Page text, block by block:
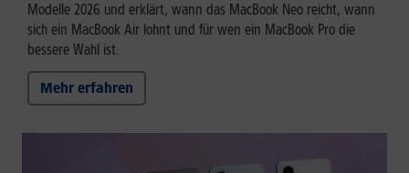
Modelle 2026 und erklärt, wann das MacBook Neo reicht, wann
sich ein MacBook Air lohnt und für wen ein MacBook Pro die
bessere Wahl ist.
Mehr erfahren